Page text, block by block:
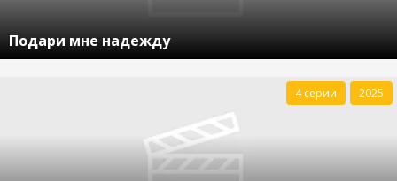
Подари мне надежду
4 серии 2025